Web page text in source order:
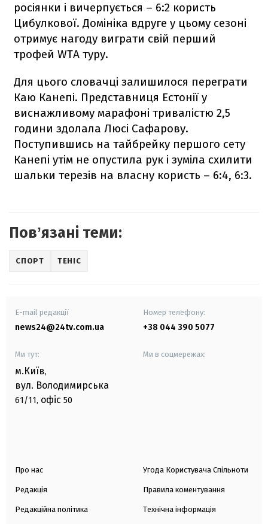
росіянки і вичерпується – 6:2 користь
Цибулкової. Домініка вдруге у цьому сезоні
отримує нагоду виграти свій перший
трофей WTA туру.
Для цього словачці залишилося переграти
Каю Канепі. Представниця Естонії у
виснажливому марафоні тривалістю 2,5
години здолала Люсі Сафарову.
Поступившись на тайбрейку першого сету
Канепі утім не опустила рук і зуміла схилити
шальки терезів на власну користь – 6:4, 6:3.
Повʼязані теми:
СПОРТ ТЕНІС
E-mail редакції
news24@24tv.com.ua
Номер телефону:
+38 044 390 5077
Ми тут:
м.Київ,
вул. Володимирська
61/11, офіс 50
Ми в соцмережах:
Про нас
Редакція
Редакційна політика
Угода Користувача Спільноти
Правила коментування
Технічна інформація